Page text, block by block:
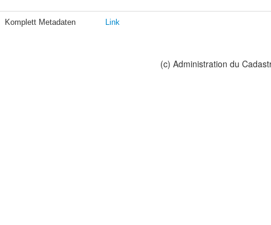
Komplett Metadaten Link
(c) Administration du